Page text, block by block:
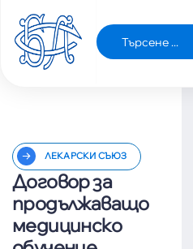
ЛЕКАРСКИ СЪЮЗ
Договор за
продължаващо
медицинско